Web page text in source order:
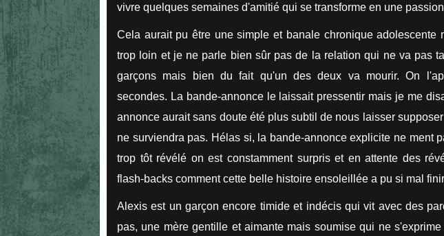
vivre quelques semaines d'amitié qui se transforme en une
Cela aurait pu être une simple et banale chronique adolescente
trop loin et je ne parle bien sûr pas de la relation qui ne va pas
garçons mais bien du fait qu'un des deux va mourir. On
secondes. La bande-annonce le laissait pressentir mais je me
annonce aurait sans doute été plus subtil de nous laisser
ne surviendra pas. Hélas si, la bande-annonce explicite ne ment
trop tôt révélé on est constamment surpris et en attente des
flash-backs comment cette belle histoire ensoleillée a pu si mal
Alexis est un garçon encore timide et indécis qui vit avec des
pas, une mère gentille et aimante mais soumise qui ne